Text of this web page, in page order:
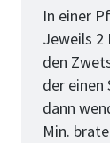
In einer
Jeweils 2
den
der einen
dann
Min.